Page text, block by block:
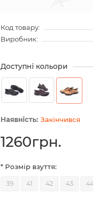
Код товару:
Виробник:
Доступні кольори
Закінчився
1260грн.
* Розмір взуття:
39 41 42 43